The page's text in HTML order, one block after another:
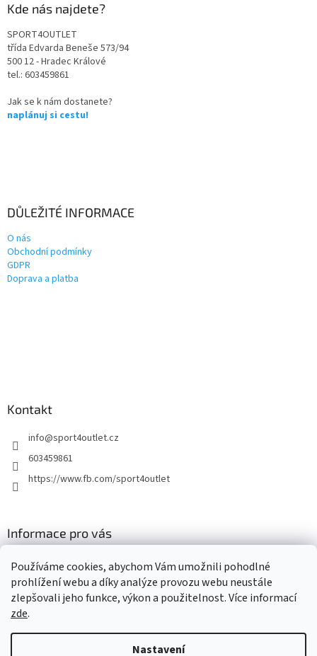
Používáme cookies, abychom Vám umožnili pohodlné
prohlížení webu a díky analýze provozu webu neustále
zlepšovali jeho funkce, výkon a použitelnost. Více informací
zde.
Nastavení
Kde nás najdete?
SPORT4OUTLET
třída Edvarda Beneše 573/94
500 12 - Hradec Králové
tel.: 603459861
Jak se k nám dostanete?
naplánuj si cestu!
DŮLEŽITÉ INFORMACE
O nás
Obchodní podmínky
GDPR
Doprava a platba
Kontakt
info@sport4outlet.cz
603459861
https://www.fb.com/sport4outlet
Informace pro vás
GDPR
Moje objednávka